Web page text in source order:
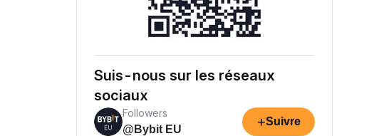
Suis-nous sur les réseaux
sociaux
Followers
@Bybit EU
+Suivre